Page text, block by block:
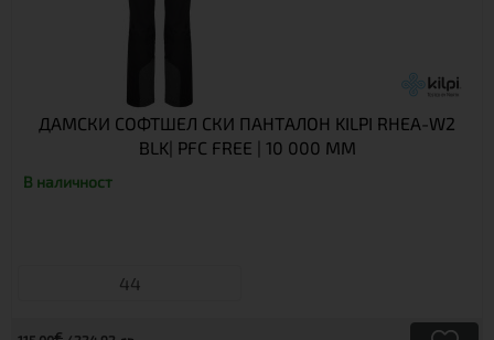
ДАМСКИ СОФТШЕЛ СКИ ПАНТАЛОН KILPI RHEA-W2
BLK| PFC FREE | 10 000 ММ
В наличност
44
€